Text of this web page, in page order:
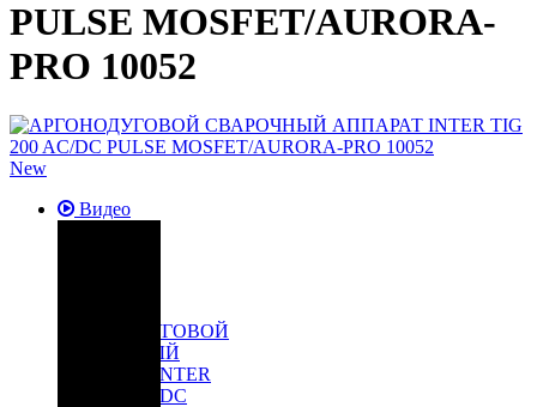
PULSE MOSFET/AURORA-
PRO 10052
New
Видео